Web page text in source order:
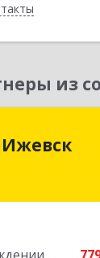
из
Ижевск
Ижевск г,